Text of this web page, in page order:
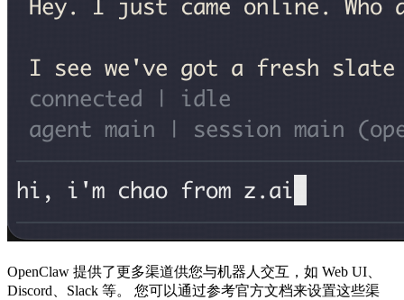
OpenClaw 提供了更多渠道供您与机器人交互，如 Web UI、
Discord、Slack 等。 您可以通过参考官方文档来设置这些渠